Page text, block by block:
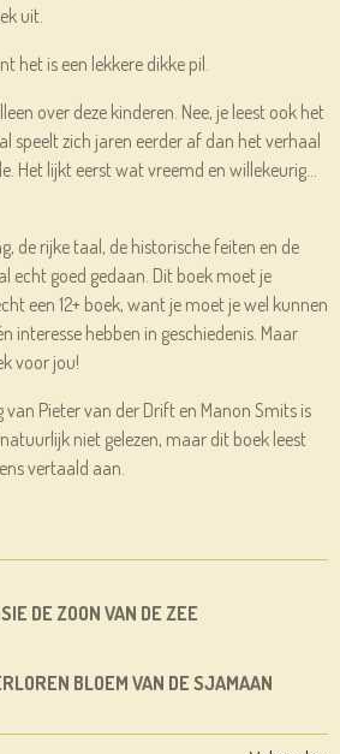
uit.
het is een lekkere dikke pil.
over deze kinderen. Nee, je leest ook het
speelt zich jaren eerder af dan het verhaal
Het lijkt eerst wat vreemd en willekeurig...
de rijke taal, de historische feiten en de
echt goed gedaan. Dit boek moet je
een 12+ boek, want je moet je wel kunnen
interesse hebben in geschiedenis. Maar
voor jou!
van Pieter van der Drift en Manon Smits is
niet gelezen, maar dit boek leest
vertaald aan.
DE ZOON VAN DE ZEE
BLOEM VAN DE SJAMAAN